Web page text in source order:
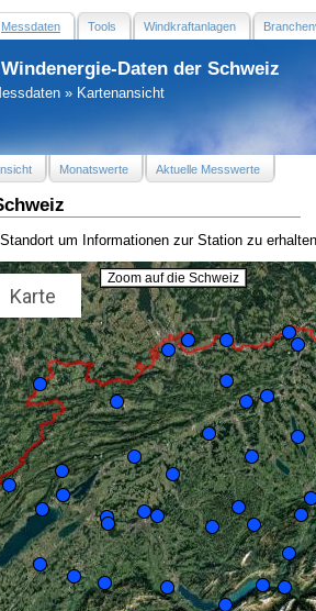
Messdaten Tools Windkraftanlagen
Daten der Schweiz
» Kartenansicht
Monatswerte Aktuelle Messwerte
um Informationen zur Station zu
Karte
Zoom auf die Schweiz